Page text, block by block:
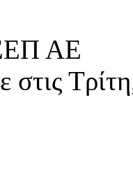
ΑΕ
στις